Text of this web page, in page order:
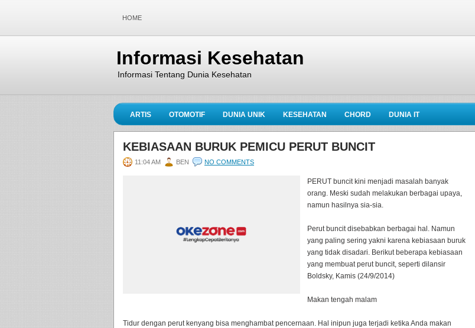
HOME
Informasi Kesehatan
Informasi Tentang Dunia Kesehatan
ARTIS OTOMOTIF DUNIA UNIK KESEHATAN CHORD DUNIA IT
KEBIASAAN BURUK PEMICU PERUT BUNCIT
11:04 AM BEN NO COMMENTS
PERUT buncit kini menjadi masalah banyak
orang. Meski sudah melakukan berbagai upaya,
namun hasilnya sia-sia.
Perut buncit disebabkan berbagai hal. Namun
yang paling sering yakni karena kebiasaan buruk
yang tidak disadari. Berikut beberapa kebiasaan
yang membuat perut buncit, seperti dilansir
Boldsky, Kamis (24/9/2014)
Makan tengah malam
Tidur dengan perut kenyang bisa menghambat pencernaan. Hal inipun juga terjadi ketika Anda makan